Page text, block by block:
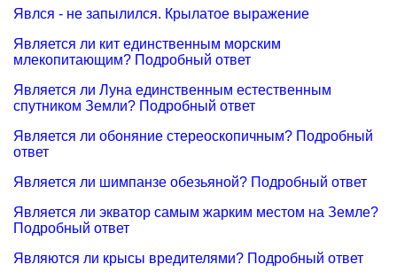
Явлся - не запылился. Крылатое выражение
Является ли кит единственным морским
млекопитающим? Подробный ответ
Является ли Луна единственным естественным
спутником Земли? Подробный ответ
Является ли обоняние стереоскопичным? Подробный
ответ
Является ли шимпанзе обезьяной? Подробный ответ
Является ли экватор самым жарким местом на Земле?
Подробный ответ
Являются ли крысы вредителями? Подробный ответ